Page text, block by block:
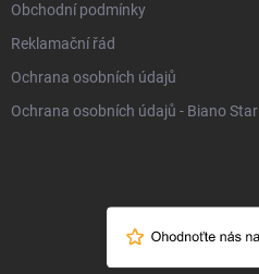
Obchodní podmínky
Reklamační řád
Ochrana osobních údajů
Ochrana osobních údajů - Biano Star